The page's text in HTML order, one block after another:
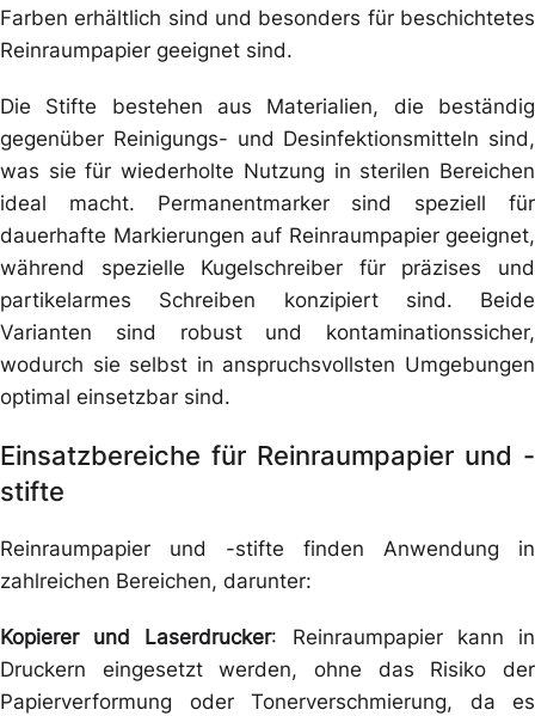
Farben erhältlich sind und besonders für beschichtetes
Reinraumpapier geeignet sind.
Die Stifte bestehen aus Materialien, die beständig
gegenüber Reinigungs- und Desinfektionsmitteln sind,
was sie für wiederholte Nutzung in sterilen Bereichen
ideal macht. Permanentmarker sind speziell für
dauerhafte Markierungen auf Reinraumpapier geeignet,
während spezielle Kugelschreiber für präzises und
partikelarmes Schreiben konzipiert sind. Beide
Varianten sind robust und kontaminationssicher,
wodurch sie selbst in anspruchsvollsten Umgebungen
optimal einsetzbar sind.
Einsatzbereiche für Reinraumpapier und -
stifte
Reinraumpapier und -stifte finden Anwendung in
zahlreichen Bereichen, darunter:
Kopierer und Laserdrucker: Reinraumpapier kann in
Druckern eingesetzt werden, ohne das Risiko der
Papierverformung oder Tonerverschmierung, da es